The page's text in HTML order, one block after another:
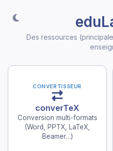
Des ressources
CONVERTISSEUR
converTeX
Conversion multi-formats
(Word, PPTX, LaTeX,
Beamer…)